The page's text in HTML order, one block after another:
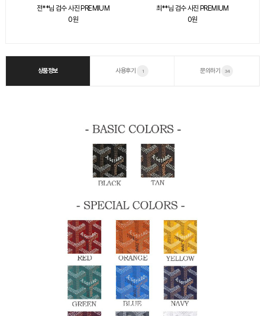
전**님 검수 사진 PREMIUM
0원
최**님 검수 사진 PREMIUM
0원
상품정보 사용후기 1 문의하기 34